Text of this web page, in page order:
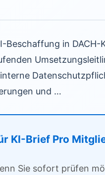
Beschaffung in DACH-
und …
KI-Brief Pro
Sie sofort prüfen